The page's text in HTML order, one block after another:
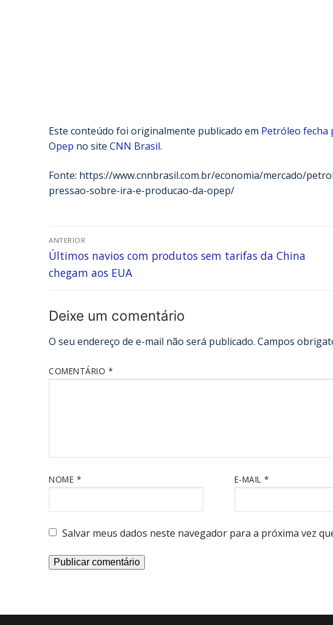
Este conteúdo foi originalmente publicado em Petróleo fecha
Opep no site CNN Brasil.
Fonte: https://www.cnnbrasil.com.br/economia/mercado/
pressao-sobre-ira-e-producao-da-opep/
ANTERIOR
Últimos navios com produtos sem tarifas da China
chegam aos EUA
Deixe um comentário
O seu endereço de e-mail não será publicado. Campos
COMENTÁRIO *
NOME * E-MAIL*
Salvar meus dados neste navegador para a próxima vez